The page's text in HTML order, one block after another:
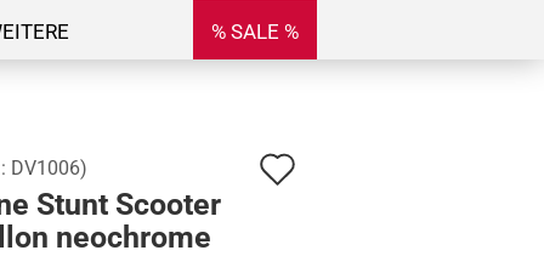
erstellen
vergessen?
% SALE %
DV1006)
Stunt Scooter
neochrome